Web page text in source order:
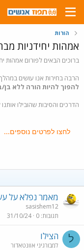
הורות
אמהות יחידניות
ברוכים הבאים לפורום אמהות
הרבה בחירות אנו עושים במהלך
להפוך להיות הורה ללא בן/
הדרכים והסיבות שהובילו אותנו
לחצו לפרטים נוספים...
מאמר נפלא על
sasishem12
תגובות 0
31/10/24
ל הצילו
למבורגיני אוונטאדור